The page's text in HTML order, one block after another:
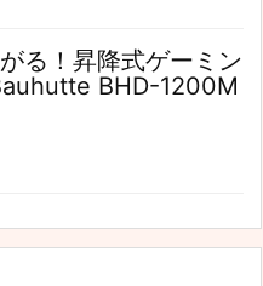
る！昇降式ゲーミン
BHD-1200M